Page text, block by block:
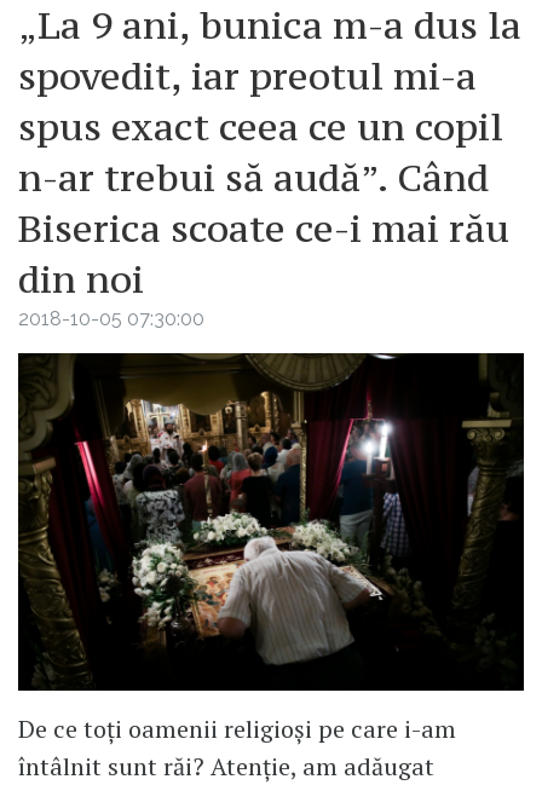
„La 9 ani, bunica m-a dus la
spovedit, iar preotul mi-a
spus exact ceea ce un copil
n-ar trebui să audă”. Când
Biserica scoate ce-i mai rău
din noi
2018-10-05 07:30:00
De ce toți oamenii religioși pe care i-am
întâlnit sunt răi? Atenție, am adăugat